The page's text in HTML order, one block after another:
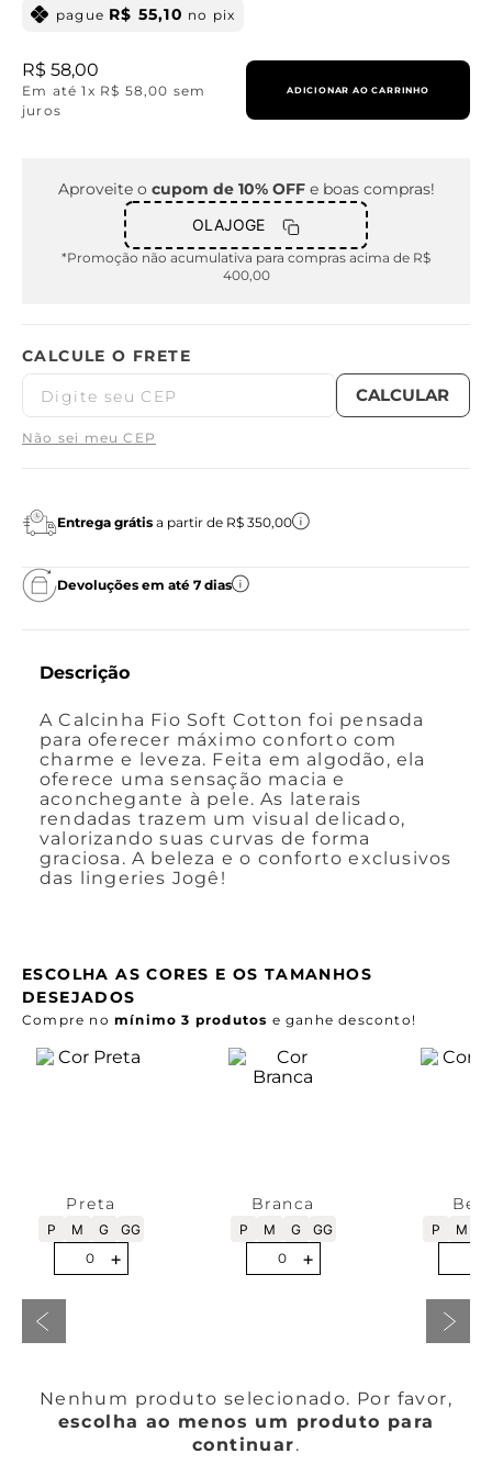
pague R$ 55,10 no pix
R$ 58,00
Em até1 x R$ 58 ,00 sem
juros
ADICIONAR AO CARRINHO
Aproveite o cupom de 10% OFFe boas compras!
OLAJOGE
*Promoção não acumulativa para compras acima de R$
400,00
Não sei meu CEP
Entrega grátis a partir de R$ 350,00
Devoluções em até 7 dias
Descrição
A Calcinha Fio Soft Cotton foi pensada
para oferecer máximo conforto com
charme e leveza. Feita em algodão, ela
oferece uma sensação macia e
aconchegante à pele. As laterais
rendadas trazem um visual delicado,
valorizando suas curvas de forma
graciosa. A beleza e o conforto exclusivos
das lingeries Jogê!
ESCOLHA AS CORES E OS TAMANHOS
DESEJADOS
Compre no mínimo 3 produtos e ganhe desconto!
Branca
P M G GG
0 +
P M
Preta
P M G GG
0 +
Nenhum produto selecionado. Por favor,
escolha ao menos um produto para
continuar.